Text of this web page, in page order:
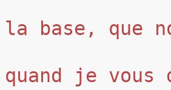
la base, que
quand je